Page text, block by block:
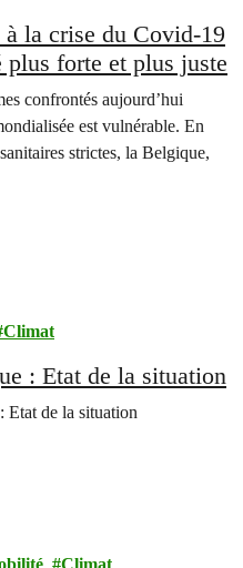
la crise du Covid-19
plus forte et plus juste
confrontés aujourd’hui
est vulnérable. En
strictes, la Belgique,
Climat
: Etat de la situation
Etat de la situation
Climat